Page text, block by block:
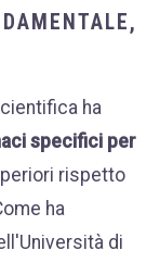
ha
specifici per
rispetto
di